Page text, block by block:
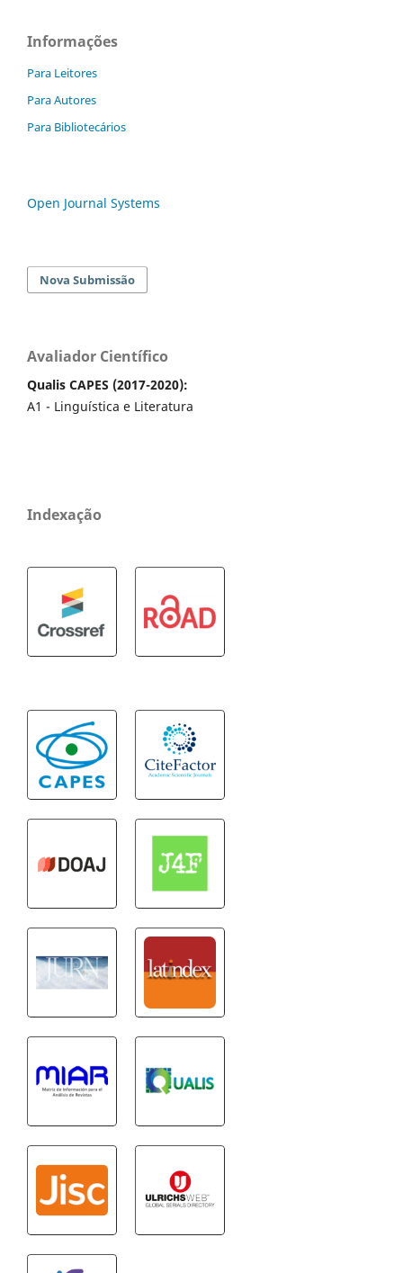
Informações
Para Leitores
Para Autores
Para Bibliotecários
Open Journal Systems
Nova Submissão
Avaliador Científico
Qualis CAPES (2017-2020):
A1 - Linguística e Literatura
Indexação